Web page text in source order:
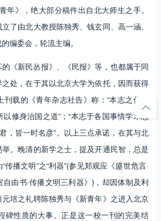
年》，绝大部分稿件出自北大师生之手。
了由北大教授陈独秀、钱玄同、高一涵、
编委会，轮流主编。
新民丛报》、《民报》等，也都属于同
处，在于其以北京大学为依托，因而获得
载的《青年杂志社告》称：“本志之作，
修身治国之道”；“本志于各国事情学术思
，皆一时名彦”。以上三点承诺，在其与北
。晚清的新学之士，提及开通民智，总是
播文明”之“利器”(参见郑观应《盛世危言·
由书·传播文明三利器》)，却因体制及利
培之礼聘陈独秀与《新青年》之进入北京
碑性质的大事。正是这一校一刊的完美结